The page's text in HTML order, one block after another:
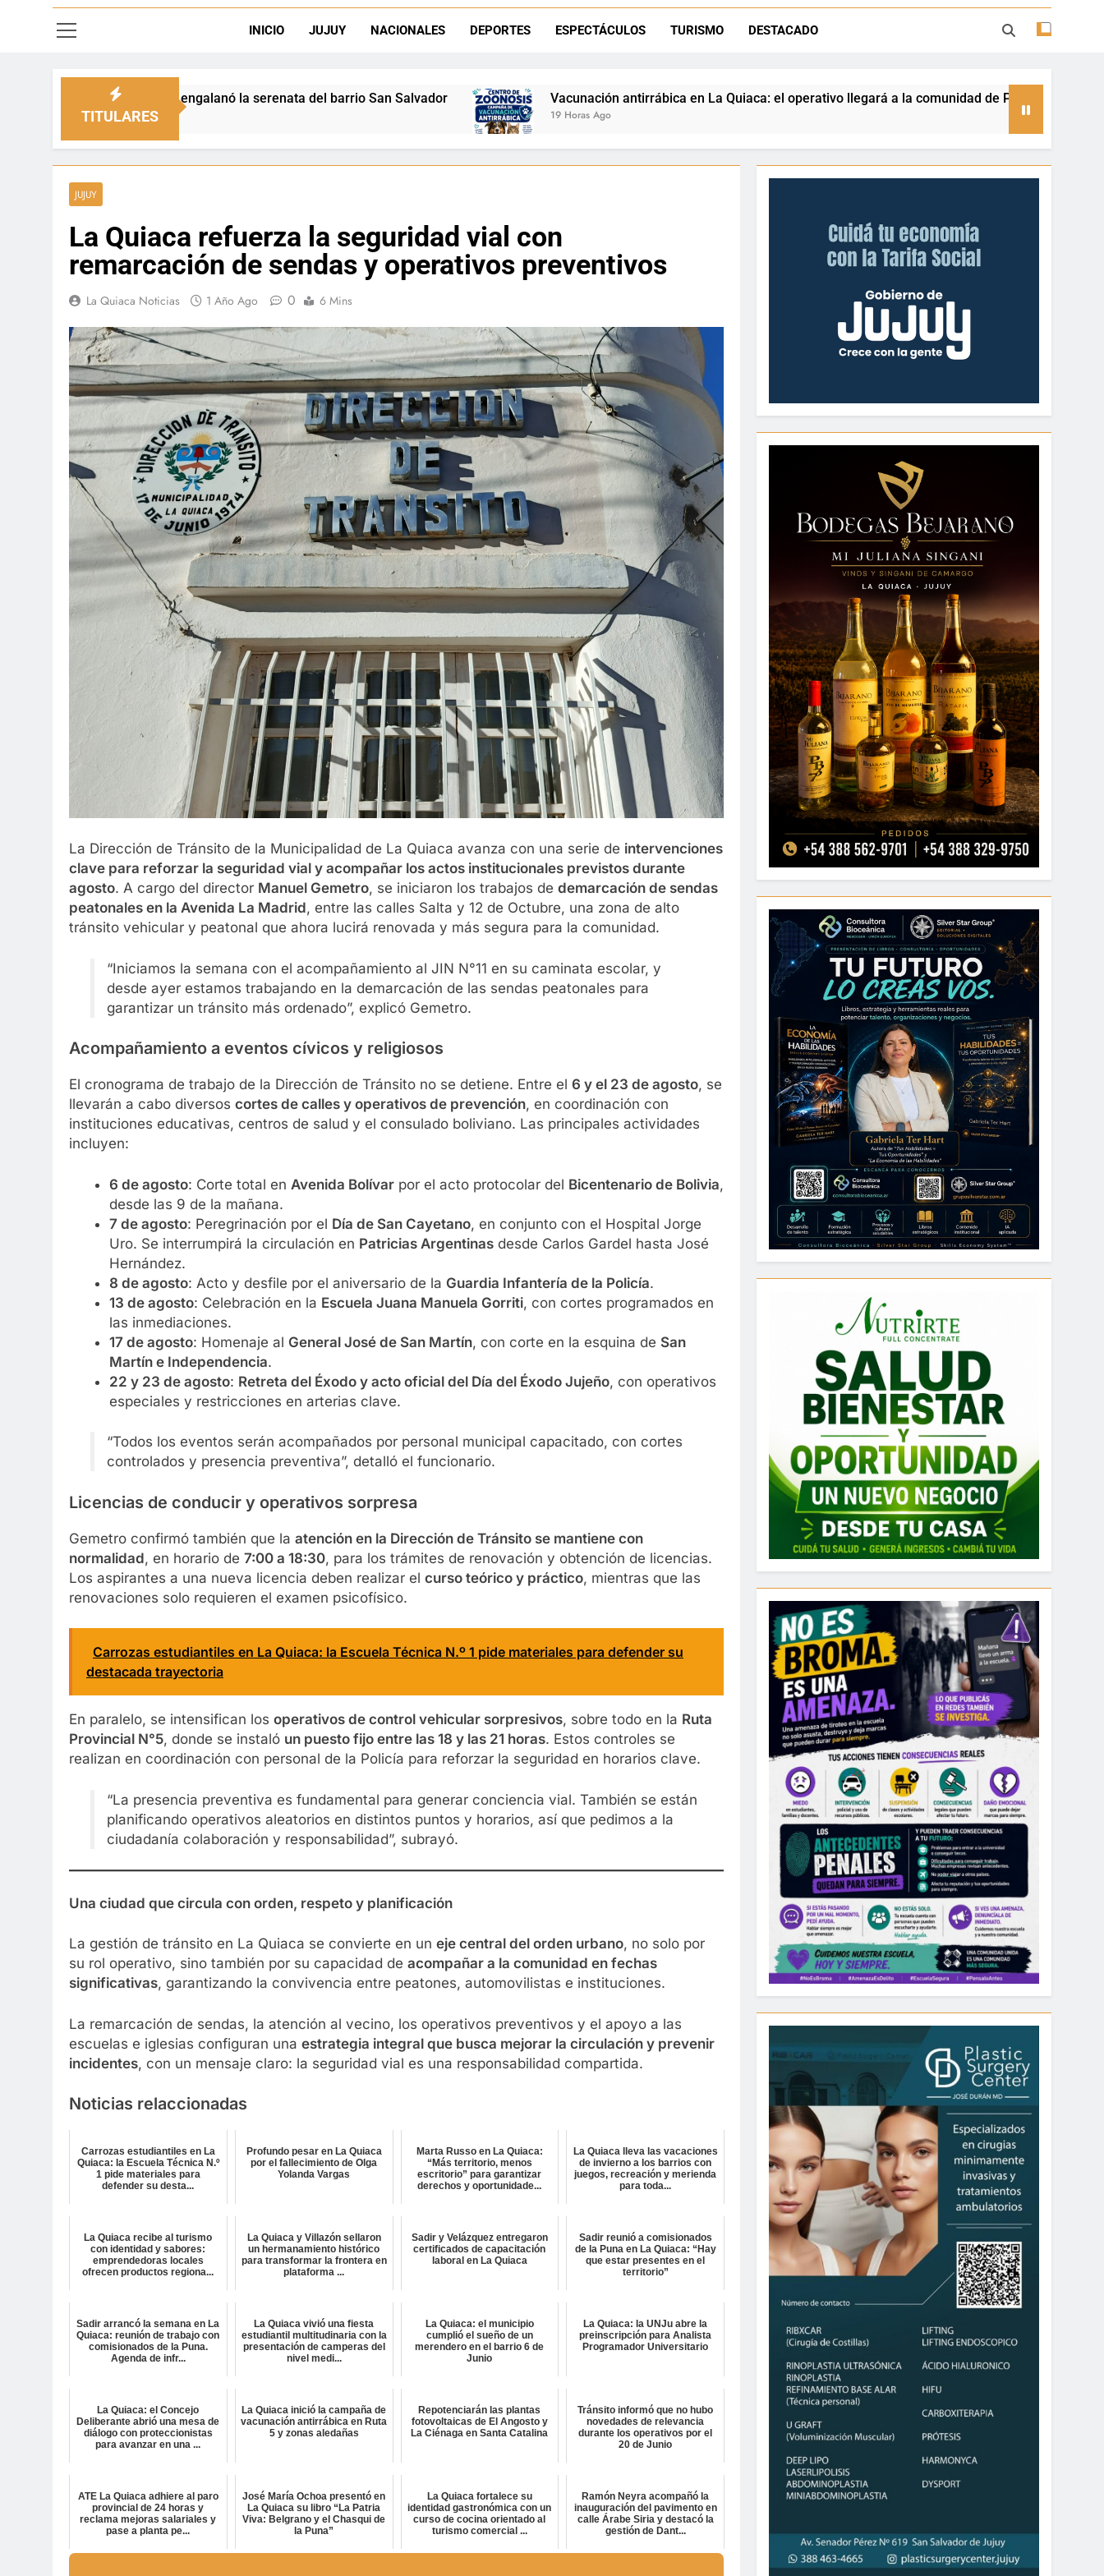
Retirados de Gendarmería en La Quiaca: realizarán una charla sobre trámites, haberes y Ganancias
INICIO JUJUY NACIONALES DEPORTES ESPECTÁCULOS TURISMO DESTACADO
TITULARES
engalanó la serenata del barrio San Salvador Vacunación antirrábica en La Quiaca: el operativo llegará a la comunidad de Piedra Negra
1 Día Ago
JUJUY
La Quiaca refuerza la seguridad vial con
remarcación de sendas y operativos preventivos
La Quiaca Noticias 1 Año Ago 0 6 Mins
La Dirección de Tránsito de la Municipalidad de La Quiaca avanza con una serie de intervenciones
clave para reforzar la seguridad vial y acompañar los actos institucionales previstos durante
agosto. A cargo del director Manuel Gemetro, se iniciaron los trabajos de demarcación de sendas
peatonales en la Avenida La Madrid, entre las calles Salta y 12 de Octubre, una zona de alto
tránsito vehicular y peatonal que ahora lucirá renovada y más segura para la comunidad.
“Iniciamos la semana con el acompañamiento al JIN N°11 en su caminata escolar, y
desde ayer estamos trabajando en la demarcación de las sendas peatonales para
garantizar un tránsito más ordenado”, explicó Gemetro.
Acompañamiento a eventos cívicos y religiosos
El cronograma de trabajo de la Dirección de Tránsito no se detiene. Entre el 6 y el 23 de agosto, se
llevarán a cabo diversos cortes de calles y operativos de prevención, en coordinación con
instituciones educativas, centros de salud y el consulado boliviano. Las principales actividades
incluyen:
6 de agosto: Corte total en Avenida Bolívarpor el acto protocolar del Bicentenario de Bolivia,
desde las 9 de la mañana.
7 de agosto: Peregrinación por el Día de San Cayetano, en conjunto con el Hospital Jorge
Uro. Se interrumpirá la circulación en Patricias Argentinasdesde Carlos Gardel hasta José
Hernández.
8 de agosto: Acto y desfile por el aniversario de la Guardia Infantería de la Policía.
13 de agosto: Celebración en la Escuela Juana Manuela Gorriti, con cortes programados en
las inmediaciones.
17 de agosto: Homenaje al General José de San Martín, con corte en la esquina de San
Martín e Independencia.
22 y 23 de agosto: Retreta del Éxodo y acto oficial del Día del Éxodo Jujeño, con operativos
especiales y restricciones en arterias clave.
“Todos los eventos serán acompañados por personal municipal capacitado, con cortes
controlados y presencia preventiva”, detalló el funcionario.
Licencias de conducir y operativos sorpresa
Gemetro confirmó también que la atención en la Dirección de Tránsito se mantiene con
normalidad, en horario de 7:00 a 18:30, para los trámites de renovación y obtención de licencias.
Los aspirantes a una nueva licencia deben realizar el curso teórico y práctico, mientras que las
renovaciones solo requieren el examen psicofísico.
Carrozas estudiantiles en La Quiaca: la Escuela Técnica N.º 1 pide materiales para defender su
destacada trayectoria
En paralelo, se intensifican los operativos de control vehicular sorpresivos, sobre todo en la Ruta
Provincial N°5, donde se instaló un puesto fijo entre las 18 y las 21 horas. Estos controles se
realizan en coordinación con personal de la Policía para reforzar la seguridad en horarios clave.
“La presencia preventiva es fundamental para generar conciencia vial. También se están
planificando operativos aleatorios en distintos puntos y horarios, así que pedimos a la
ciudadanía colaboración y responsabilidad”, subrayó.
Una ciudad que circula con orden, respeto y planificación
La gestión de tránsito en La Quiaca se convierte en un eje central del orden urbano, no solo por
su rol operativo, sino también por su capacidad de acompañar a la comunidad en fechas
significativas, garantizando la convivencia entre peatones, automovilistas e instituciones.
La remarcación de sendas, la atención al vecino, los operativos preventivos y el apoyo a las
escuelas e iglesias configuran una estrategia integral que busca mejorar la circulación y prevenir
incidentes, con un mensaje claro: la seguridad vial es una responsabilidad compartida.
Noticias relaccionadas
Carrozas estudiantiles en La
Quiaca: la Escuela Técnica N.º
1 pide materiales para
defender su desta...
Profundo pesar en La Quiaca
por el fallecimiento de Olga
Yolanda Vargas
Marta Russo en La Quiaca:
“Más territorio, menos
escritorio” para garantizar
derechos y oportunidade...
La Quiaca lleva las vacaciones
de invierno a los barrios con
juegos, recreación y merienda
para toda...
La Quiaca recibe al turismo
con identidad y sabores:
emprendedoras locales
ofrecen productos regiona...
La Quiaca y Villazón sellaron
un hermanamiento histórico
para transformar la frontera en
plataforma ...
Sadir y Velázquez entregaron
certificados de capacitación
laboral en La Quiaca
Sadir reunió a comisionados
de la Puna en La Quiaca: “Hay
que estar presentes en el
territorio”
Sadir arrancó la semana en La
Quiaca: reunión de trabajo con
comisionados de la Puna.
Agenda de infr...
La Quiaca vivió una fiesta
estudiantil multitudinaria con la
presentación de camperas del
nivel medi...
La Quiaca: el municipio
cumplió el sueño de un
merendero en el barrio 6 de
Junio
La Quiaca: la UNJu abre la
preinscripción para Analista
Programador Universitario
La Quiaca: el Concejo
Deliberante abrió una mesa de
diálogo con proteccionistas
para avanzar en una ...
La Quiaca inició la campaña de
vacunación antirrábica en Ruta
5 y zonas aledañas
Repotenciarán las plantas
fotovoltaicas de El Angosto y
La Ciénaga en Santa Catalina
Tránsito informó que no hubo
novedades de relevancia
durante los operativos por el
20 de Junio
ATE La Quiaca adhiere al paro
provincial de 24 horas y
reclama mejoras salariales y
pase a planta pe...
José María Ochoa presentó en
La Quiaca su libro “La Patria
Viva: Belgrano y el Chasqui de
la Puna”
La Quiaca fortalece su
identidad gastronómica con un
curso de cocina orientado al
turismo comercial ...
Ramón Neyra acompañó la
inauguración del pavimento en
calle Árabe Siria y destacó la
gestión de Dant...